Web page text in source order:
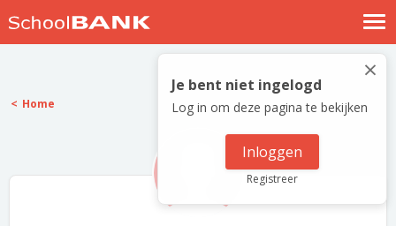
Nostalgische verhalen
Log in
Meld je gratis aan
×
Je bent niet ingelogd
Log in om deze pagina te bekijken
Inloggen
Registreer
Home